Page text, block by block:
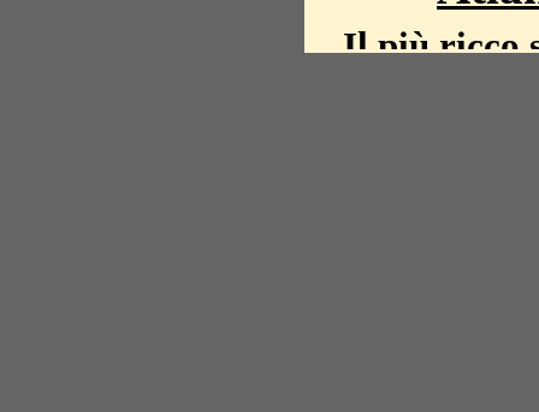
Il più ricco